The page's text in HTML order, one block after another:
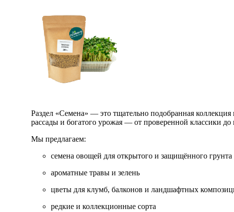
Раздел «Семена» — это тщательно подобранная коллекция
рассады и богатого урожая — от проверенной классики
Мы предлагаем:
семена овощей для открытого и защищённого грунта
ароматные травы и зелень
цветы для клумб, балконов и ландшафтных
редкие и коллекционные сорта